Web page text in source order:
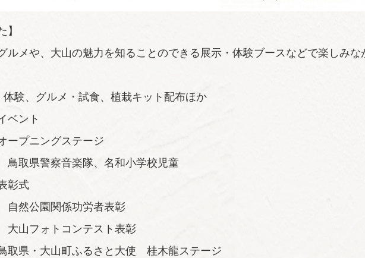
】
ルメや、大山の魅力を知ることのできる展示・体験ブースなどで楽しみな
験、グルメ・試食、植栽キット配布ほか
ベント
プニングステージ
音楽隊、名和小学校児童
彰式
関係功労者表彰
トコンテスト表彰
県・大山町ふるさと大使 桂木龍ステージ